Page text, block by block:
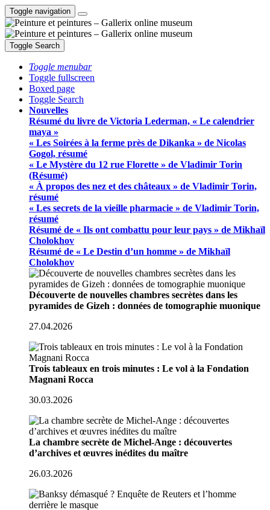
Toggle navigation
Toggle Search
Toggle menubar
Toggle fullscreen
Boxed page
Toggle Search
Nouvelles
Résumé du livre de Victoria Lederman, « Le calendrier
maya »
« Les Soirées à la ferme près de Dikanka » de Nicolas
Gogol, résumé
« Le Mystère du 12 rue Florette » de Vladimir Torin
(Résumé)
« À propos des nez et des châteaux » de Vladimir Torin,
résumé
« Les secrets de la vieille pharmacie » de Vladimir Torin,
résumé
Résumé de « Ils ont combattu pour leur pays » de Mikhaïl
Cholokhov
Résumé de « Le Destin d’un homme » de Mikhaïl
Cholokhov
Découverte de nouvelles chambres secrètes dans les
pyramides de Gizeh : données de tomographie muonique
27.04.2026
Trois tableaux en trois minutes : Le vol à la Fondation
Magnani Rocca
30.03.2026
La chambre secrète de Michel-Ange : découvertes
d’archives et œuvres inédites du maître
26.03.2026